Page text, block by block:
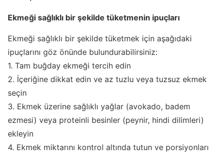
Ekmeği sağlıklı bir şekilde tüketmenin ipuçları
Ekmeği sağlıklı bir şekilde tüketmek için aşağıdaki
ipuçlarını göz önünde bulundurabilirsiniz:
1. Tam buğday ekmeği tercih edin
2. İçeriğine dikkat edin ve az tuzlu veya tuzsuz ekmek
seçin
3. Ekmek üzerine sağlıklı yağlar (avokado, badem
ezmesi) veya proteinli besinler (peynir, hindi dilimleri)
ekleyin
4. Ekmek miktarını kontrol altında tutun ve porsiyonları